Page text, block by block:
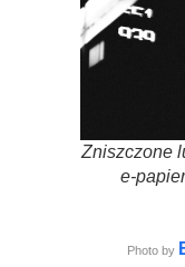
Zniszczone
e-
Photo by